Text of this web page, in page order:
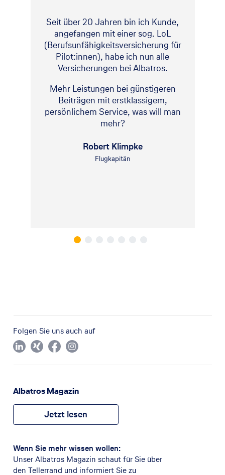
Seit über 20 Jahren bin ich Kunde,
angefangen mit einer sog. LoL
(Berufsunfähigkeitsversicherung für
Pilot:innen), habe ich nun alle
Versicherungen bei Albatros.
Mehr Leistungen bei günstigeren
Beiträgen mit erstklassigem,
persönlichem Service, was will man
mehr?
Robert Klimpke
Flugkapitän
Folgen Sie uns auch auf
Albatros Magazin
Jetzt lesen
Wenn Sie mehr wissen wollen:
Unser Albatros Magazin schaut für Sie über
den Tellerrand und informiert Sie zu